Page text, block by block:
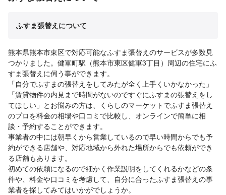
ふすま張替えについて
熊本県熊本市東区で対応可能なふすま張替えのサービスが多数見
つかりました。健軍町駅（熊本市東区健軍3丁目）周辺の住宅にふ
すま張替えに伺う事ができます。
「自分でふすまの張替えをしてみたが全く上手くいかなかった」
「賃貸物件の内見まで時間がないのですぐにふすまの張替えをし
てほしい」とお悩みの方は、くらしのマーケットでふすま張替え
のプロを料金の相場や口コミで比較し、オンラインで簡単に相
談・予約することができます。
事業者の中には朝早くから営業しているので早い時間からでも予
約ができる店舗や、対応地域から外れた場所からでも依頼ができ
る店舗もあります。
初めての依頼になるので細かく作業説明をしてくれるかなどの条
件や、料金や口コミを考慮して、自分に合ったふすま張替えの事
業者を探してみてはいかがでしょうか。